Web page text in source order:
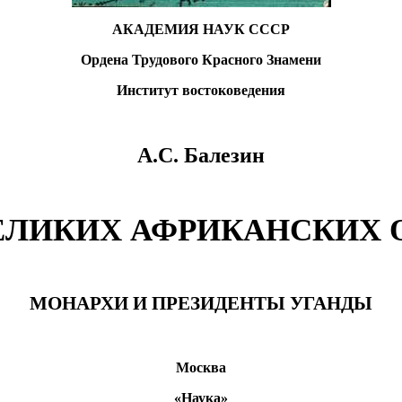
АКАДЕМИЯ НАУК СССР
Ордена Трудового Красного Знамени
Институт востоковедения
А.С. Балезин
АФРИКАНСКИХ
МОНАРХИ И ПРЕЗИДЕНТЫ УГАНДЫ
Москва
«Наука»